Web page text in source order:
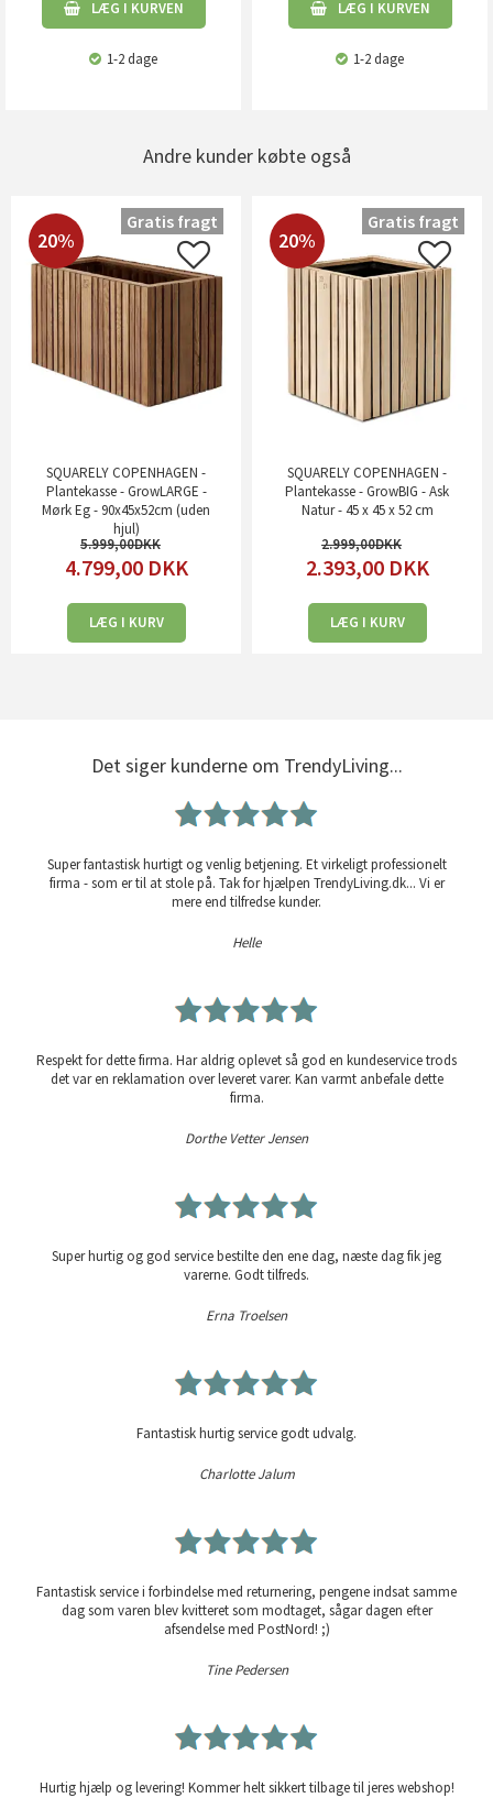
LÆG I KURVEN
1-2 dage
LÆG I KURVEN
1-2 dage
Andre kunder købte også
20%
SQUARELY COPENHAGEN -
Plantekasse - GrowLARGE -
Mørk Eg - 90x45x52cm (uden
hjul)
5.999,00
4.799,00 DKK
LÆG I KURV
Gratis fragt
20%
SQUARELY COPENHAGEN -
Plantekasse - GrowBIG - Ask
Natur - 45 x 45 x 52 cm
2.999,00
2.393,00 DKK
LÆG I KURV
Gratis fragt
Det siger kunderne om TrendyLiving...
Super fantastisk hurtigt og venlig betjening. Et virkeligt professionelt
firma - som er til at stole på. Tak for hjælpen TrendyLiving.dk... Vi er
mere end tilfredse kunder.
Helle
Respekt for dette firma. Har aldrig oplevet så god en kundeservice trods
det var en reklamation over leveret varer. Kan varmt anbefale dette
firma.
Dorthe Vetter Jensen
Super hurtig og god service bestilte den ene dag, næste dag fik jeg
varerne. Godt tilfreds.
Erna Troelsen
Fantastisk hurtig service godt udvalg.
Charlotte Jalum
Fantastisk service i forbindelse med returnering, pengene indsat samme
dag som varen blev kvitteret som modtaget, sågar dagen efter
afsendelse med PostNord! ;)
Tine Pedersen
Hurtig hjælp og levering! Kommer helt sikkert tilbage til jeres webshop!